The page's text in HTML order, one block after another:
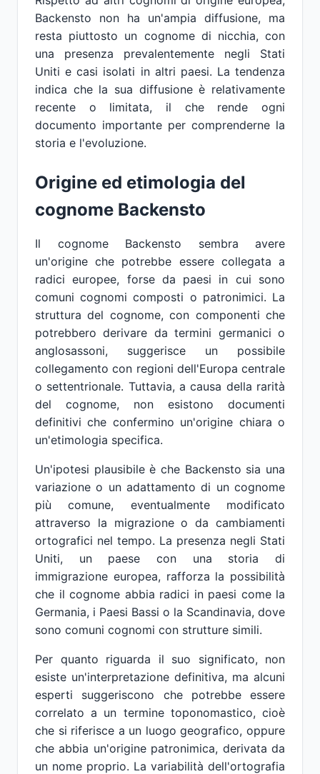
Backensto non ha un'ampia diffusione, ma
resta piuttosto un cognome di nicchia, con
una presenza prevalentemente negli Stati
Uniti e casi isolati in altri paesi. La tendenza
indica che la sua diffusione è relativamente
recente o limitata, il che rende ogni
documento importante per comprenderne la
storia e l'evoluzione.
Origine ed etimologia del
cognome Backensto
Il cognome Backensto sembra avere
un'origine che potrebbe essere collegata a
radici europee, forse da paesi in cui sono
comuni cognomi composti o patronimici. La
struttura del cognome, con componenti che
potrebbero derivare da termini germanici o
anglosassoni, suggerisce un possibile
collegamento con regioni dell'Europa centrale
o settentrionale. Tuttavia, a causa della rarità
del cognome, non esistono documenti
definitivi che confermino un'origine chiara o
un'etimologia specifica.
Un'ipotesi plausibile è che Backensto sia una
variazione o un adattamento di un cognome
più comune, eventualmente modificato
attraverso la migrazione o da cambiamenti
ortografici nel tempo. La presenza negli Stati
Uniti, un paese con una storia di
immigrazione europea, rafforza la possibilità
che il cognome abbia radici in paesi come la
Germania, i Paesi Bassi o la Scandinavia, dove
sono comuni cognomi con strutture simili.
Per quanto riguarda il suo significato, non
esiste un'interpretazione definitiva, ma alcuni
esperti suggeriscono che potrebbe essere
correlato a un termine toponomastico, cioè
che si riferisce a un luogo geografico, oppure
che abbia un'origine patronimica, derivata da
un nome proprio. La variabilità dell'ortografia